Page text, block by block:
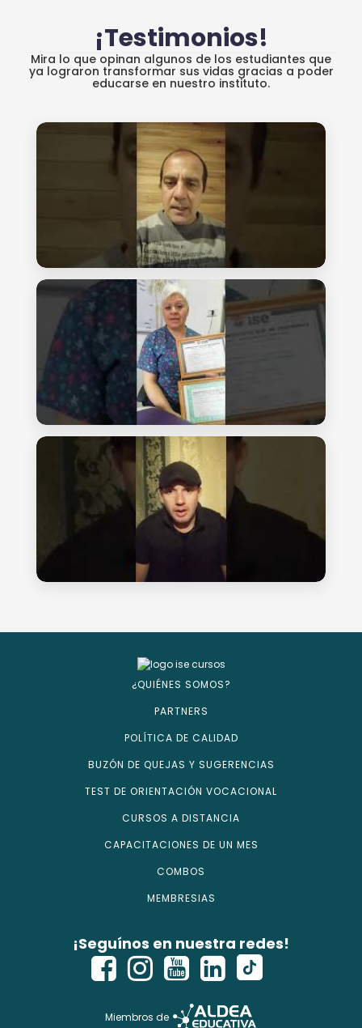
¡Testimonios!
Mira lo que opinan algunos de los estudiantes que
ya lograron transformar sus vidas gracias a poder
educarse en nuestro instituto.
¿QUIÉNES SOMOS?
PARTNERS
POLÍTICA DE CALIDAD
BUZÓN DE QUEJAS Y SUGERENCIAS
TEST DE ORIENTACIÓN VOCACIONAL
CURSOS A DISTANCIA
CAPACITACIONES DE UN MES
COMBOS
MEMBRESIAS
¡Seguínos en nuestra redes!
Miembros de